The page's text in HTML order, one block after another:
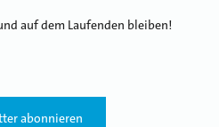
auf dem Laufenden bleiben!
abonnieren